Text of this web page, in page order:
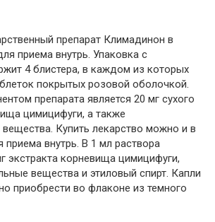
препарат Климадинон в
приема внутрь. Упаковка с
4 блистера, в каждом из которых
покрытых розовой оболочкой.
препарата является 20 мг сухого
цимицифуги, а также
Купить лекарство можно и в
внутрь. В 1 мл раствора
экстракта корневища цимицифуги,
вещества и этиловый спирт. Капли
приобрести во флаконе из темного